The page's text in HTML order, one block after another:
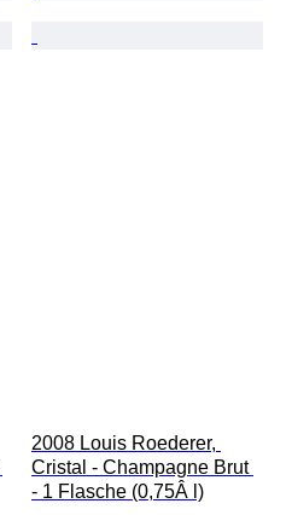
2008 Louis Roederer,
Cristal - Champagne Brut
- 1 Flasche (0,75Â l)